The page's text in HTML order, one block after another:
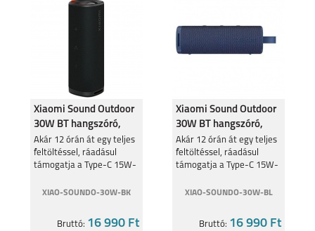
Xiaomi Sound Outdoor
30W BT hangszóró,
Fekete QBH4261
Akár 12 órán át egy teljes
feltöltéssel, ráadásul
támogatja a Type-C 15W-
XIAO-SOUNDO-30W-BK
Bruttó: 16 990 Ft
Xiaomi Sound Outdoor
30W BT hangszóró,
Kék QBH4265
Akár 12 órán át egy teljes
feltöltéssel, ráadásul
támogatja a Type-C 15W-
XIAO-SOUNDO-30W-BL
Bruttó: 16 990 Ft